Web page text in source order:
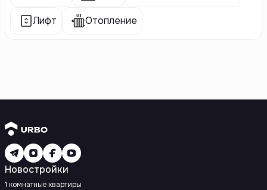
Лифт Отопление
Новостройки
1 комнатные квартиры